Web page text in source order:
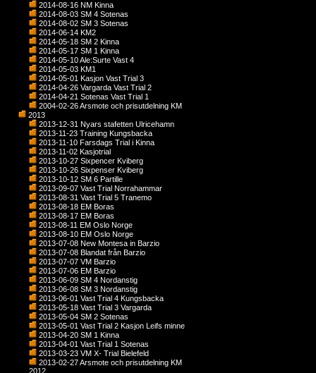
2014-08-16 NM Kinna
2014-08-03 SM 4 Sotenas
2014-08-02 SM 3 Sotenas
2014-06-14 KM2
2014-05-18 SM 2 Kinna
2014-05-17 SM 1 Kinna
2014-05-10 Ale:Surte Vast 4
2014-05-03 KM1
2014-05-01 Kasjon Vast Trial 3
2014-04-26 Vargarda Vast Trial 2
2014-04-21 Sotenas Vast Trial 1
2004-02-26 Arsmote och prisutdelning KM
2013
2013-12-31 Nyars stafetten Ulricehamn
2013-11-23 Training Kungsbacka
2013-11-10 Farsdags Trial i Kinna
2013-11-02 Kasjotrial
2013-10-27 Sixpencer Kviberg
2013-10-26 Sixpenser Kviberg
2013-10-12 SM 6 Partille
2013-09-07 Vast Trial Norrahammar
2013-08-31 Vast Trial 5 Tranemo
2013-08-18 EM Boras
2013-08-17 EM Boras
2013-08-11 EM Oslo Norge
2013-08-10 EM Oslo Norge
2013-07-08 New Montesa in Barzio
2013-07-08 Blandat från Barzio
2013-07-07 VM Barzio
2013-07-06 EM Barzio
2013-06-09 SM 4 Nordanstig
2013-06-08 SM 3 Nordanstig
2013-06-01 Vast Trial 4 Kungsbacka
2013-05-18 Vast Trial 3 Vargarda
2013-05-04 SM 2 Sotenas
2013-05-01 Vast Trial 2 Kasjon Leifs minne
2013-04-20 SM 1 Kinna
2013-04-01 Vast Trial 1 Sotenas
2013-03-23 VM X- Trial Bielefeld
2013-02-27 Arsmote och prisutdelning KM
2012